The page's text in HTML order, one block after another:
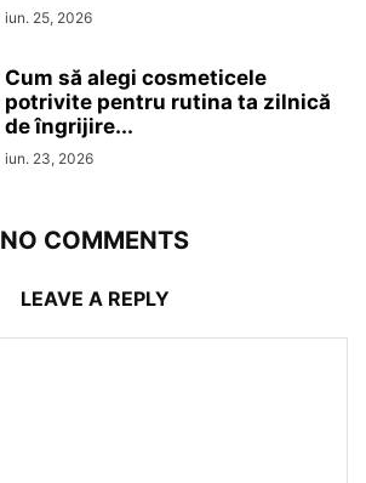
iun. 25, 2026
Cum să alegi cosmeticele
potrivite pentru rutina ta zilnică
de îngrijire...
iun. 23, 2026
NO COMMENTS
LEAVE A REPLY